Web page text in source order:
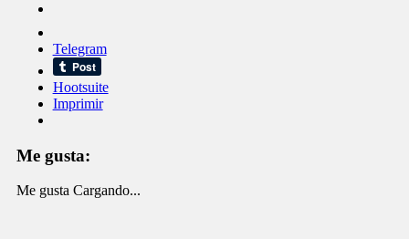
Telegram
Hootsuite
Imprimir
Me gusta:
Me gusta Cargando...